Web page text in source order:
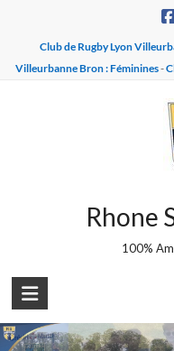
content
Club de Rugby Lyon
Villeurbanne Bron : Féminines-
Rhone
100%